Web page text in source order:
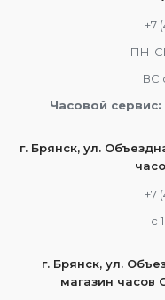
+7
ПН-
ВС
Часовой
г. Брянск, ул.
+7
c
г. Брянск, ул.
магазин часов